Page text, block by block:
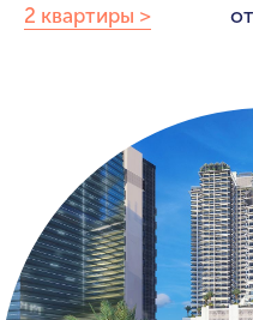
2 квартиры > от